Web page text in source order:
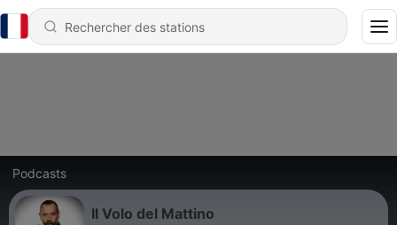
Podcasts
Il Volo del Mattino